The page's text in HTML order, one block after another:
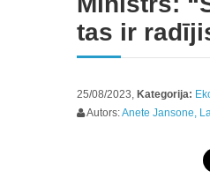
tas ir
25/08/2023, Kategorija:
Autors:Anete Jansone,